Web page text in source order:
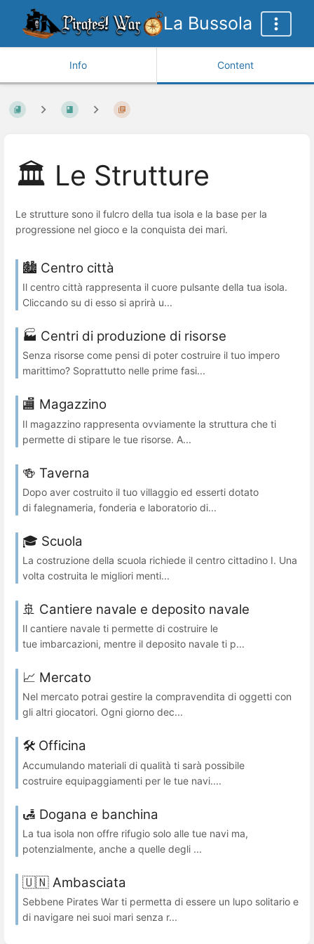
La Bussola
Info Content
🏛️ Le Strutture
Le strutture sono il fulcro della tua isola e la base per la
progressione nel gioco e la conquista dei mari.
🏙️ Centro città
Il centro città rappresenta il cuore pulsante della tua isola.
Cliccando su di esso si aprirà u...
🏭 Centri di produzione di risorse
Senza risorse come pensi di poter costruire il tuo impero
marittimo? Soprattutto nelle prime fasi...
🏬 Magazzino
Il magazzino rappresenta ovviamente la struttura che ti
permette di stipare le tue risorse. A...
🍻 Taverna
Dopo aver costruito il tuo villaggio ed esserti dotato
di falegnameria, fonderia e laboratorio di...
🎓 Scuola
La costruzione della scuola richiede il centro cittadino I. Una
volta costruita le migliori menti...
🚢 Cantiere navale e deposito navale
Il cantiere navale ti permette di costruire le
tue imbarcazioni, mentre il deposito navale ti p...
📈 Mercato
Nel mercato potrai gestire la compravendita di oggetti con
gli altri giocatori. Ogni giorno dec...
🛠️ Officina
Accumulando materiali di qualità ti sarà possibile
costruire equipaggiamenti per le tue navi....
🛃 Dogana e banchina
La tua isola non offre rifugio solo alle tue navi ma,
potenzialmente, anche a quelle degli ...
🇺🇳 Ambasciata
Sebbene Pirates War ti permetta di essere un lupo solitario e
di navigare nei suoi mari senza r...